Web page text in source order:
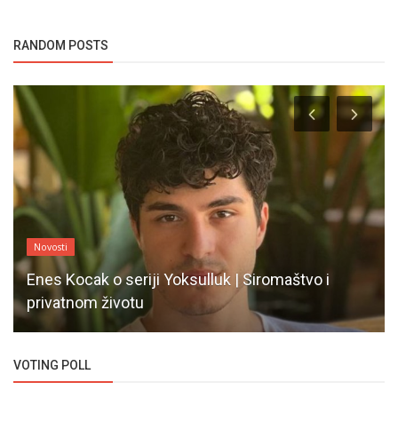
RANDOM POSTS
Novosti
Enes Kocak o seriji Yoksulluk | Siromaštvo i
privatnom životu
VOTING POLL